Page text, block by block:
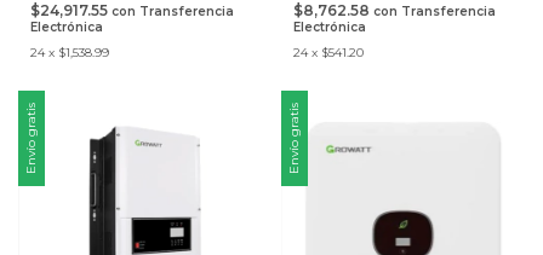
$24,917.55 con Transferencia
Electrónica
24 x $1,538.99
$8,762.58 con Transferencia
Electrónica
24 x $541.20
Envío gratis Envío gratis